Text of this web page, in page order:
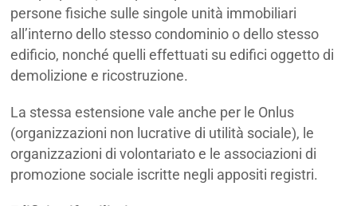
persone fisiche sulle singole unità immobiliari
all’interno dello stesso condominio o dello stesso
edificio, nonché quelli effettuati su edifici oggetto di
demolizione e ricostruzione.
La stessa estensione vale anche per le Onlus
(organizzazioni non lucrative di utilità sociale), le
organizzazioni di volontariato e le associazioni di
promozione sociale iscritte negli appositi registri.